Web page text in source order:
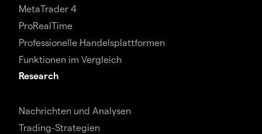
MetaTrader 4
ProRealTime
Professionelle Handelsplattformen
Funktionen im Vergleich
Research
Nachrichten und Analysen
Trading-Strategien